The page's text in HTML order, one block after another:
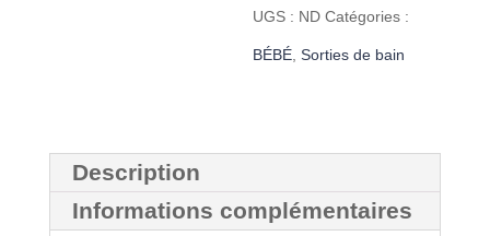
bain
"Tortues
UGS : ND Catégories :
BÉBÉ ,Sorties de bain
Description
Informations complémentaires